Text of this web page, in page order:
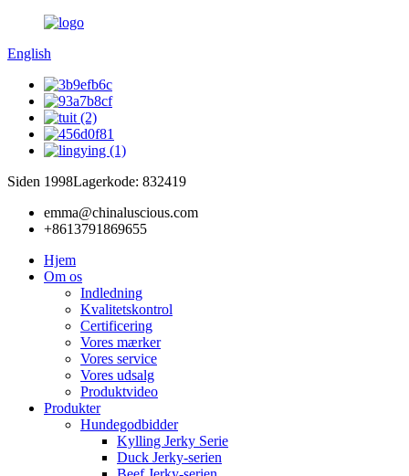
English
Siden 1998Lagerkode: 832419
emma@chinaluscious.com
+8613791869655
Hjem
Om os
Indledning
Kvalitetskontrol
Certificering
Vores mærker
Vores service
Vores udsalg
Produktvideo
Produkter
Hundegodbidder
Kylling Jerky Serie
Duck Jerky-serien